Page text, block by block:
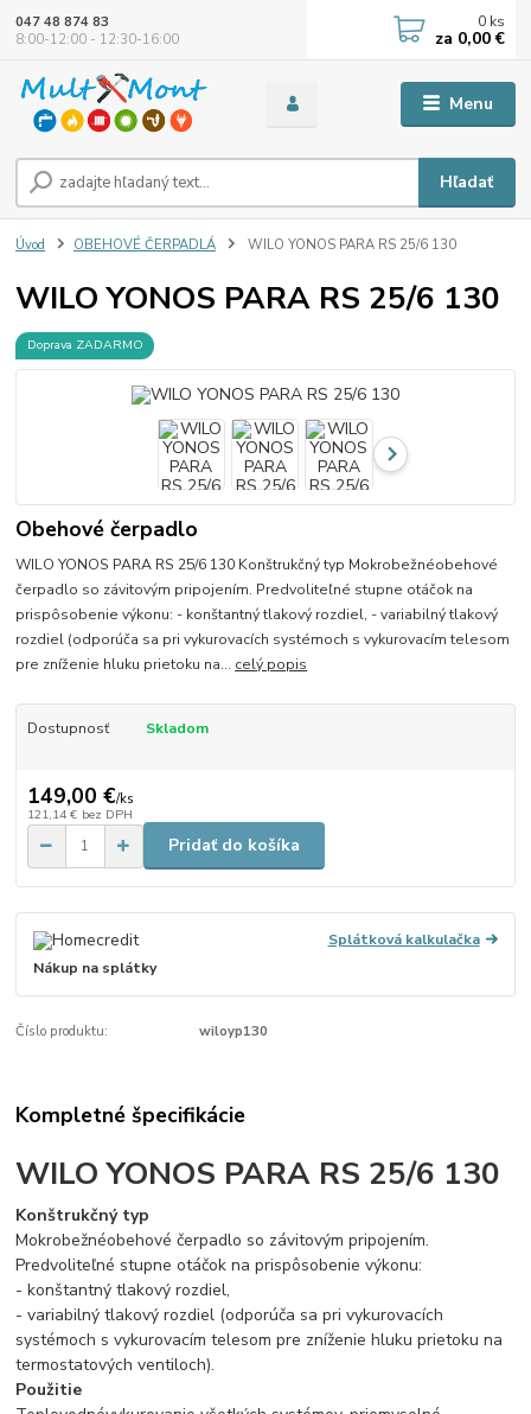
Menu
Hľadať
047 48 874 83
8:00-12:00 - 12:30-16:00
0 ks
za 0,00 €
Úvod OBEHOVÉ ČERPADLÁ WILO YONOS PARA RS 25/6 130
WILO YONOS PARA RS 25/6 130
Doprava ZADARMO
Obehové čerpadlo
WILO YONOS PARA RS 25/6 130 Konštrukčný typ Mokrobežnéobehové
čerpadlo so závitovým pripojením. Predvoliteľné stupne otáčok na
prispôsobenie výkonu: - konštantný tlakový rozdiel, - variabilný tlakový
rozdiel (odporúča sa pri vykurovacích systémoch s vykurovacím telesom
pre zníženie hluku prietoku na... celý popis
Dostupnosť Skladom
149,00 €/ks
121,14 € bez DPH
Pridať do košíka
Splátková kalkulačka
Nákup na splátky
Číslo produktu: wiloyp130
Kompletné špecifikácie
WILO YONOS PARA RS 25/6 130
Konštrukčný typ
Mokrobežnéobehové čerpadlo so závitovým pripojením.
Predvoliteľné stupne otáčok na prispôsobenie výkonu:
- konštantný tlakový rozdiel,
- variabilný tlakový rozdiel (odporúča sa pri vykurovacích
systémoch s vykurovacím telesom pre zníženie hluku prietoku na
termostatových ventiloch).
Použitie